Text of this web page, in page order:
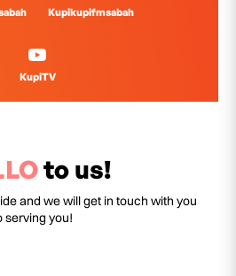
Kupikupifmsabah
KupiTV
to us!
and we will get in touch with you
serving you!